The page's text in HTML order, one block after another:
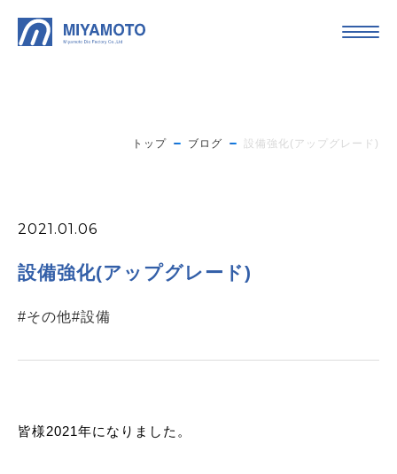
トップ ブログ 設備強化(アップグレード)
2021.01.06
設備強化(アップグレード)
#その他#設備
皆様2021年になりました。